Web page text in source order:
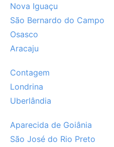
Nova Iguaçu
São Bernardo do Campo
Osasco
Aracaju
Contagem
Londrina
Uberlândia
Aparecida de Goiânia
São José do Rio Preto